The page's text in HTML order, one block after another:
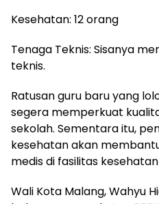
Kesehatan: 12 orang
Tenaga Teknis: Sisanya
teknis.
Ratusan guru baru yang
segera memperkuat
sekolah. Sementara itu,
kesehatan akan
medis di fasilitas
Wali Kota Malang, Wahyu